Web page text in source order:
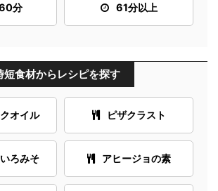
分 61分以上
短食材からレシピを探す
オイル ピザクラスト
ろみそ アヒージョの素